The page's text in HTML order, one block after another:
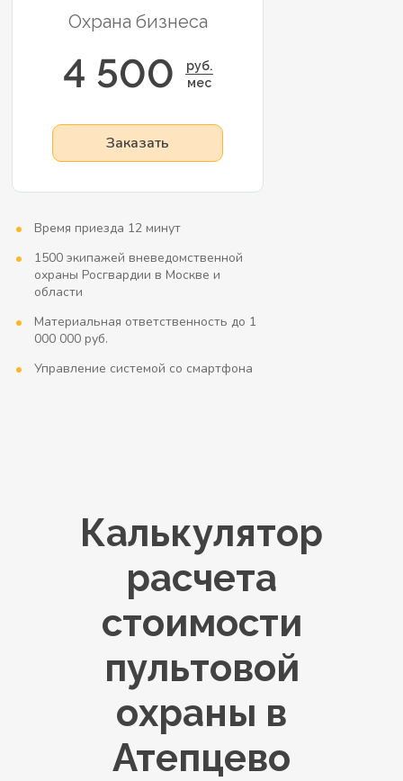
Охрана бизнеса
4 500
руб.
мес
Заказать
Время приезда 12 минут
1500 экипажей вневедомственной
охраны Росгвардии в Москве и
области
Материальная ответственность до 1
000 000 руб.
Управление системой со смартфона
Калькулятор
расчета
стоимости
пультовой
охраны в
Атепцево